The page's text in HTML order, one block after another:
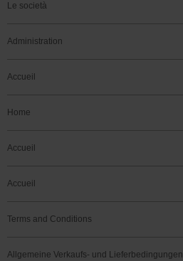
Le società
Administration
Accueil
Home
Accueil
Accueil
Terms and Conditions
Allgemeine Verkaufs- und Lieferbedingungen